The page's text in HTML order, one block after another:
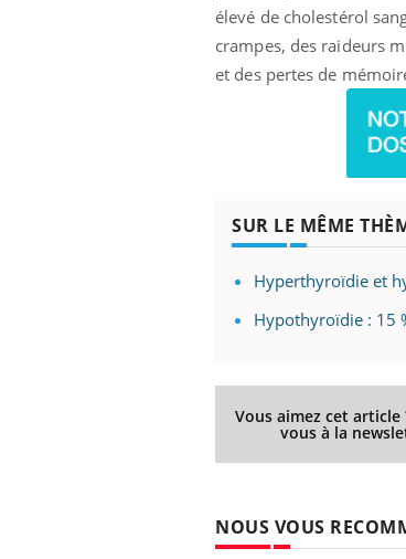
élevé de cholestérol
crampes, des raideurs
et des pertes de
SUR LE MÊME
Hyperthyroïdie et
Hypothyroïdie : 15
Vous aimez cet article
vous à la
NOUS VOUS